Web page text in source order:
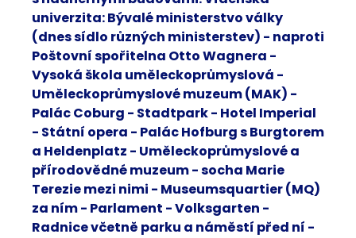
univerzita: Bývalé ministerstvo války
(dnes sídlo různých ministerstev) - naproti
Poštovní spořitelna Otto Wagnera -
Vysoká škola uměleckoprůmyslová -
Uměleckoprůmyslové muzeum (MAK) -
Palác Coburg - Stadtpark - Hotel Imperial
- Státní opera - Palác Hofburg s Burgtorem
a Heldenplatz - Uměleckoprůmyslové a
přírodovědné muzeum - socha Marie
Terezie mezi nimi - Museumsquartier (MQ)
za ním - Parlament - Volksgarten -
Radnice včetně parku a náměstí před ní -